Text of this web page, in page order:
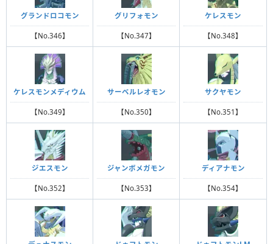
グランドロコモン
【No.346】
グリフォモン
【No.347】
ケレスモン
【No.348】
ケレスモンメディウム
【No.349】
サーベルレオモン
【No.350】
サクヤモン
【No.351】
ジエスモン
【No.352】
ジャンボメガモン
【No.353】
ディアナモン
【No.354】